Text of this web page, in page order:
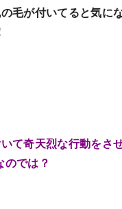
毛が付いてると気に
て奇天烈な行動をさ
のでは？